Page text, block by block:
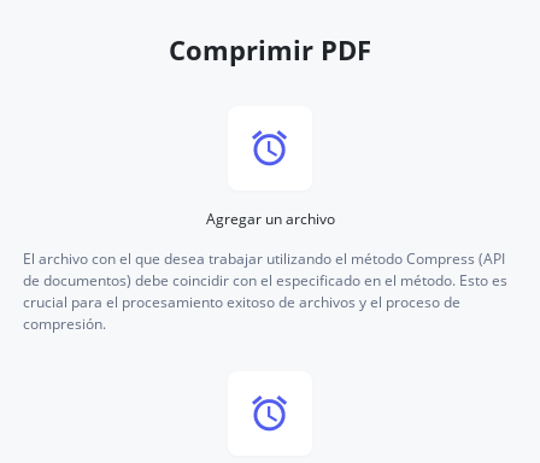
Comprimir PDF
Agregar un archivo
El archivo con el que desea trabajar utilizando el método Compress (API
de documentos) debe coincidir con el especificado en el método. Esto es
crucial para el procesamiento exitoso de archivos y el proceso de
compresión.